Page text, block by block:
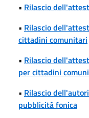
• Rilascio
• Rilascio
cittadini comunitari
• Rilascio
per cittadini
• Rilascio
pubblicità fonica